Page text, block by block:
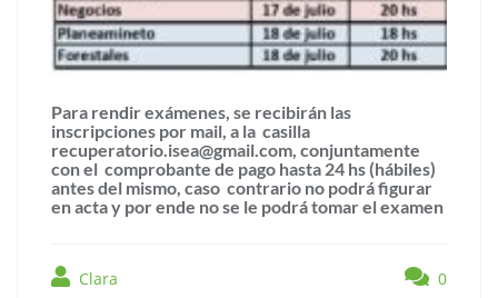
Para rendir exámenes, se recibirán las
inscripciones por mail, a la casilla
recuperatorio.isea@gmail.com, conjuntamente
con el comprobante de pago hasta 24 hs (hábiles)
antes del mismo, caso contrario no podrá figurar
en acta y por ende no se le podrá tomar el examen
Clara 0